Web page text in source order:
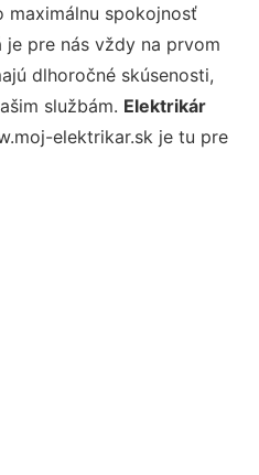
maximálnu spokojnosť
pre nás vždy na prvom
dlhoročné skúsenosti,
službám. Elektrikár
elektrikar.sk je tu pre